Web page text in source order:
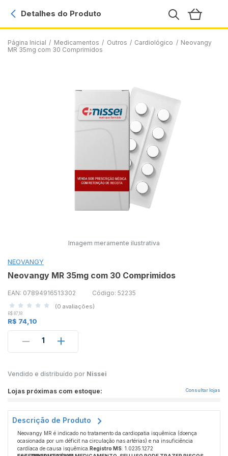
Página Inicial / Medicamentos / Outros / Cardiológico / Neovangy
MR 35mg com 30 Comprimidos
Detalhes do Produto
Imagem meramente ilustrativa
NEOVANGY
Neovangy MR 35mg com 30 Comprimidos
EAN: 07894916513302 Código: 52235
(0 avaliações)
R$ 87,18
R$ 74,10
1
Vendido e distribuído por Nissei
Lojas próximas com estoque: Consultar lojas
Descrição de Produto
Neovangy MR é indicado no tratamento da cardiopatia isquêmica (doença
ocasionada por um déficit na circulação nas artérias) e na insuficiência
cardíaca de causa isquêmica. Registro MS: 1.0235.1272